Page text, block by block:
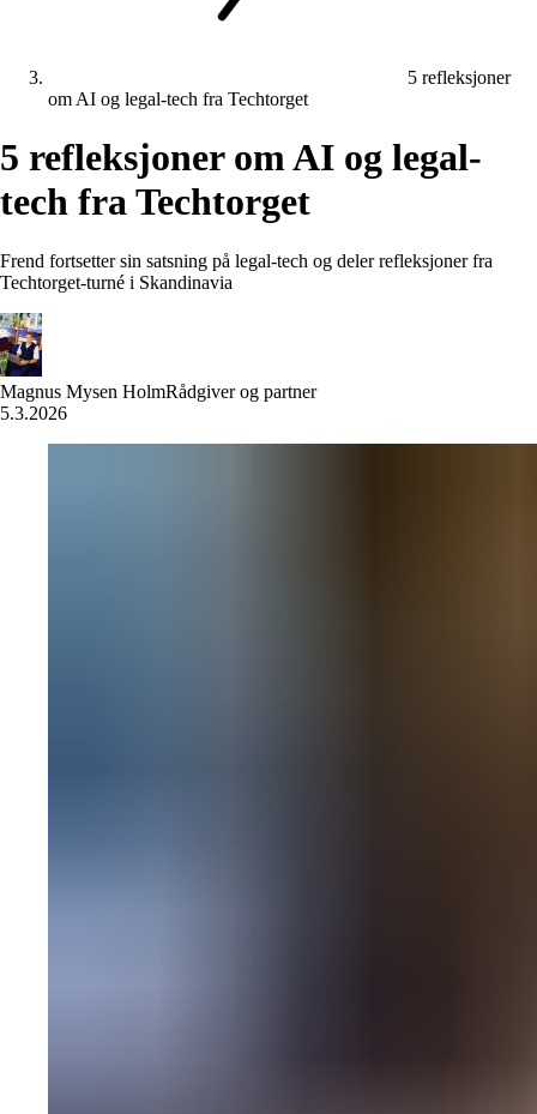
5 refleksjoner
om AI og legal-tech fra Techtorget
5 refleksjoner omAI og legal-
tech fraTechtorget
Frend fortsetter sin satsning på legal-tech og deler refleksjoner fra
Techtorget-turné i Skandinavia
Magnus Mysen HolmRådgiver og partner
5.3.2026